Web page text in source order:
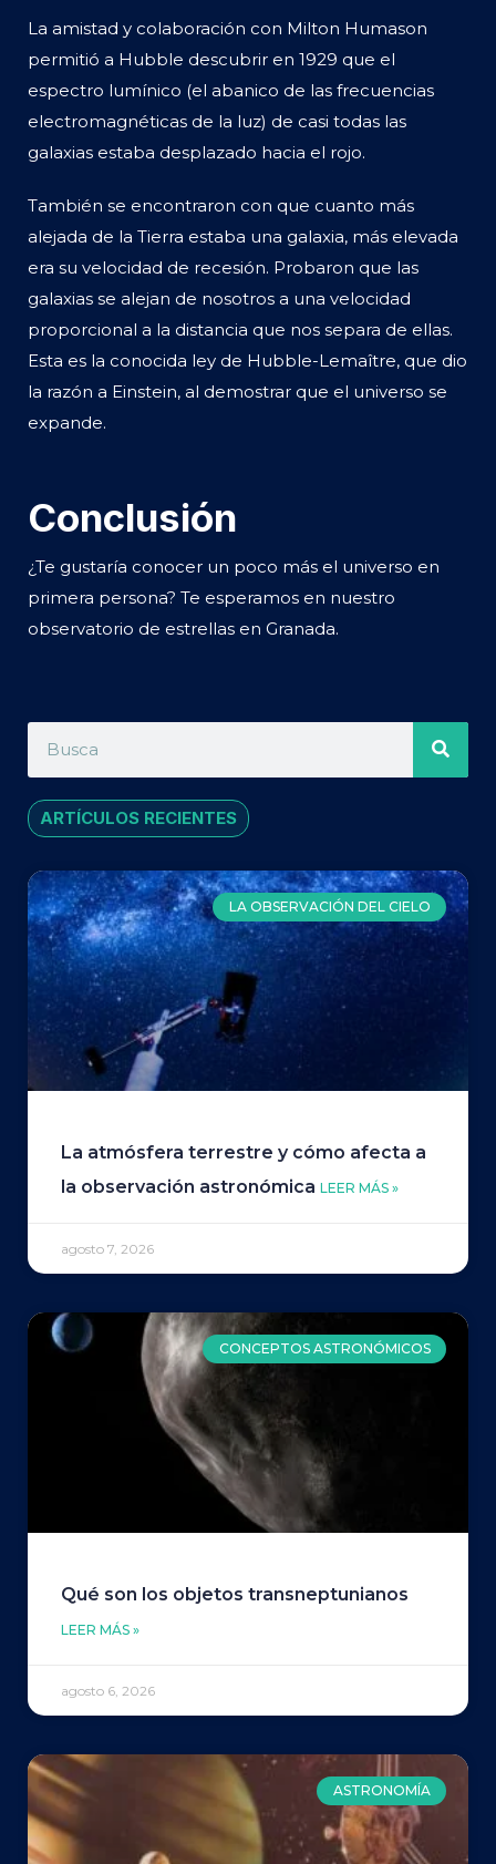
La amistad y colaboración con Milton Humason
permitió a Hubble descubrir en 1929 que el
espectro lumínico (el abanico de las frecuencias
electromagnéticas de la luz) de casi todas las
galaxias estaba desplazado hacia el rojo.
También se encontraron con que cuanto más
alejada de la Tierra estaba una galaxia, más elevada
era su velocidad de recesión. Probaron que las
galaxias se alejan de nosotros a una velocidad
proporcional a la distancia que nos separa de ellas.
Esta es la conocida ley de Hubble-Lemaître, que dio
la razón a Einstein, al demostrar que el universo se
expande.
Conclusión
¿Te gustaría conocer un poco más el universo en
primera persona? Te esperamos en nuestro
observatorio de estrellas en Granada.
ARTÍCULOS RECIENTES
LA OBSERVACIÓN DEL CIELO
La atmósfera terrestre y cómo afecta a
la observación astronómica LEER MÁS »
agosto 7, 2026
CONCEPTOS ASTRONÓMICOS
Qué son los objetos transneptunianos
LEER MÁS »
agosto 6, 2026
ASTRONOMÍA